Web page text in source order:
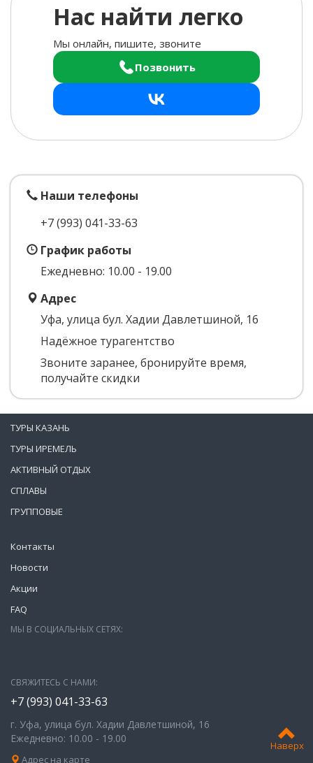
Наверх
Нас найти легко
Мы онлайн, пишите, звоните
Позвонить
Наши телефоны
+7 (993) 041-33-63
График работы
Ежедневно: 10.00 - 19.00
Адрес
Уфа, улица бул. Хадии Давлетшиной, 16
Надёжное турагентство
Звоните заранее, бронируйте время,
получайте скидки
Контакты
Новости
Акции
FAQ
ТУРЫ КАЗАНЬ
ТУРЫ ИРЕМЕЛЬ
АКТИВНЫЙ ОТДЫХ
СПЛАВЫ
ГРУППОВЫЕ
МЫ В СОЦИАЛЬНЫХ СЕТЯХ:
СВЯЖИТЕСЬ С НАМИ:
+7 (993) 041-33-63
г. Уфа, улица бул. Хадии Давлетшиной, 16
Ежедневно: 10.00 - 19.00
Адрес на карте